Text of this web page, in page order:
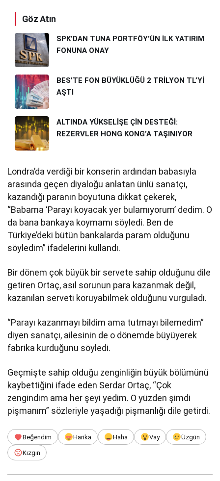
Göz Atın
SPK’DAN TUNA PORTFÖY’ÜN İLK YATIRIM
FONUNA ONAY
BES’TE FON BÜYÜKLÜĞÜ 2 TRİLYON TL’Yİ
AŞTI
ALTINDA YÜKSELİŞE ÇİN DESTEĞİ:
REZERVLER HONG KONG’A TAŞINIYOR
Londra’da verdiği bir konserin ardından babasıyla
arasında geçen diyaloğu anlatan ünlü sanatçı,
kazandığı paranın boyutuna dikkat çekerek,
“Babama ‘Parayı koyacak yer bulamıyorum’ dedim. O
da bana bankaya koymamı söyledi. Ben de
Türkiye’deki bütün bankalarda param olduğunu
söyledim” ifadelerini kullandı.
Bir dönem çok büyük bir servete sahip olduğunu dile
getiren Ortaç, asıl sorunun para kazanmak değil,
kazanılan serveti koruyabilmek olduğunu vurguladı.
“Parayı kazanmayı bildim ama tutmayı bilemedim”
diyen sanatçı, ailesinin de o dönemde büyüyerek
fabrika kurduğunu söyledi.
Geçmişte sahip olduğu zenginliğin büyük bölümünü
kaybettiğini ifade eden Serdar Ortaç, “Çok
zengindim ama her şeyi yedim. O yüzden şimdi
pişmanım” sözleriyle yaşadığı pişmanlığı dile getirdi.
Beğendim Harika Haha Vay Üzgün
Kızgın